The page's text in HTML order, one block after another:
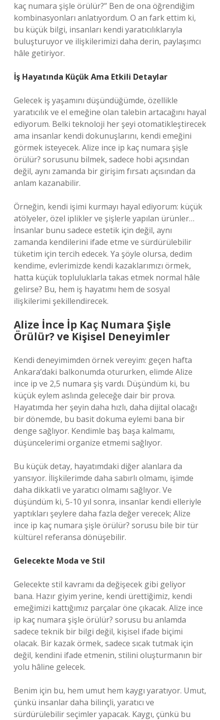
kaç numara şişle örülür?” Ben de ona öğrendiğim
kombinasyonları anlatıyordum. O an fark ettim ki,
bu küçük bilgi, insanları kendi yaratıcılıklarıyla
buluşturuyor ve ilişkilerimizi daha derin, paylaşımcı
hâle getiriyor.
İş Hayatında Küçük Ama Etkili Detaylar
Gelecek iş yaşamını düşündüğümde, özellikle
yaratıcılık ve el emeğine olan talebin artacağını hayal
ediyorum. Belki teknoloji her şeyi otomatikleştirecek
ama insanlar kendi dokunuşlarını, kendi emeğini
görmek isteyecek. Alize ince ip kaç numara şişle
örülür? sorusunu bilmek, sadece hobi açısından
değil, aynı zamanda bir girişim fırsatı açısından da
anlam kazanabilir.
Örneğin, kendi işimi kurmayı hayal ediyorum: küçük
atölyeler, özel iplikler ve şişlerle yapılan ürünler…
İnsanlar bunu sadece estetik için değil, aynı
zamanda kendilerini ifade etme ve sürdürülebilir
tüketim için tercih edecek. Ya şöyle olursa, dedim
kendime, evlerimizde kendi kazaklarımızı örmek,
hatta küçük topluluklarla takas etmek normal hâle
gelirse? Bu, hem iş hayatımı hem de sosyal
ilişkilerimi şekillendirecek.
Alize İnce İp Kaç Numara Şişle
Örülür? ve Kişisel Deneyimler
Kendi deneyimimden örnek vereyim: geçen hafta
Ankara’daki balkonumda otururken, elimde Alize
ince ip ve 2,5 numara şiş vardı. Düşündüm ki, bu
küçük eylem aslında geleceğe dair bir prova.
Hayatımda her şeyin daha hızlı, daha dijital olacağı
bir dönemde, bu basit dokuma eylemi bana bir
denge sağlıyor. Kendimle baş başa kalmamı,
düşüncelerimi organize etmemi sağlıyor.
Bu küçük detay, hayatımdaki diğer alanlara da
yansıyor. İlişkilerimde daha sabırlı olmamı, işimde
daha dikkatli ve yaratıcı olmamı sağlıyor. Ve
düşündüm ki, 5-10 yıl sonra, insanlar kendi elleriyle
yaptıkları şeylere daha fazla değer verecek; Alize
ince ip kaç numara şişle örülür? sorusu bile bir tür
kültürel referansa dönüşebilir.
Gelecekte Moda ve Stil
Gelecekte stil kavramı da değişecek gibi geliyor
bana. Hazır giyim yerine, kendi ürettiğimiz, kendi
emeğimizi kattığımız parçalar öne çıkacak. Alize ince
ip kaç numara şişle örülür? sorusu bu anlamda
sadece teknik bir bilgi değil, kişisel ifade biçimi
olacak. Bir kazak örmek, sadece sıcak tutmak için
değil, kendini ifade etmenin, stilini oluşturmanın bir
yolu hâline gelecek.
Benim için bu, hem umut hem kaygı yaratıyor. Umut,
çünkü insanlar daha bilinçli, yaratıcı ve
sürdürülebilir seçimler yapacak. Kaygı, çünkü bu